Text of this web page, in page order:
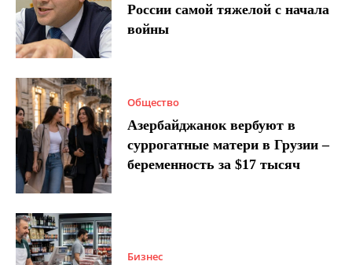
России самой тяжелой с начала
войны
Общество
Азербайджанок вербуют в
суррогатные матери в Грузии –
беременность за $17 тысяч
Бизнес